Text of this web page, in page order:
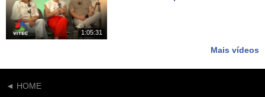
1:05:31
Mais vídeos
◄ HOME